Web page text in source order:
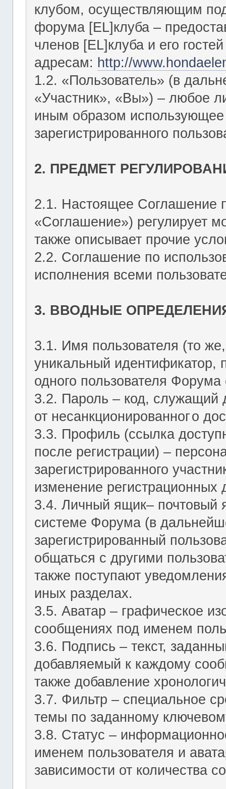
клубом, осуществляющим
форума [EL]клуба –
членов [EL]клуба и его
адресам: http://
1.2. «Пользователь» (в
«Участник», «Вы») – любое
иным образом использующее
зарегистрированного
2. ПРЕДМЕТ
2.1. Настоящее Соглашение
«Соглашение») регулирует
также описывает прочие
2.2. Соглашение по
исполнения всеми
3. ВВОДНЫЕ
3.1. Имя пользователя (то
уникальный идентификатор,
одного пользователя Форума
3.2. Пароль – код, служащий
от несанкционированного
3.3. Профиль (ссылка
после регистрации) –
зарегистрированного
изменение регистрационных
3.4. Личный ящик– почтовый
системе Форума (в
зарегистрированный
общаться с другими
также поступают
иных разделах.
3.5. Аватар – графическое
сообщениях под именем
3.6. Подпись – текст,
добавляемый к каждому
также добавление
3.7. Фильтр – специальное
темы по заданному
3.8. Статус –
именем пользователя и
зависимости от количества